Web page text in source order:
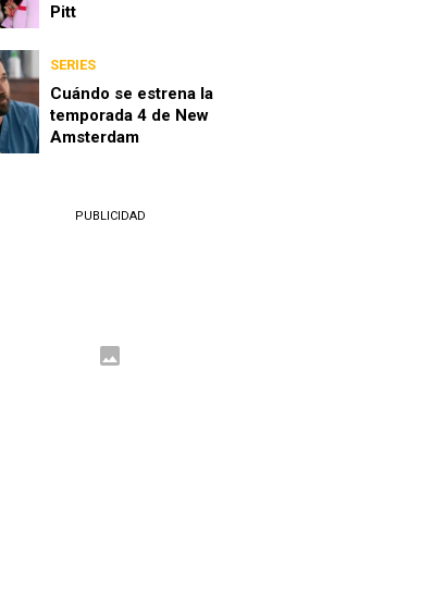
Pitt
SERIES
Cuándo se estrena la
temporada 4 de New
Amsterdam
PUBLICIDAD